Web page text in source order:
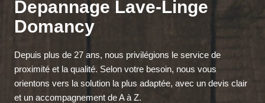
Depannage Lave-Linge
Domancy
Depuis plus de 27 ans, nous privilégions le service de
proximité et la qualité. Selon votre besoin, nous vous
orientons vers la solution la plus adaptée, avec un devis clair
et un accompagnement de A à Z.